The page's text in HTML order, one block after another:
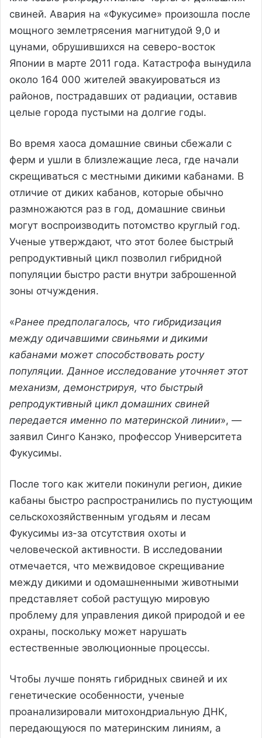
свиней. Авария на «Фукусиме» произошла после
мощного землетрясения магнитудой 9,0 и
цунами, обрушившихся на северо-восток
Японии в марте 2011 года. Катастрофа вынудила
около 164 000 жителей эвакуироваться из
районов, пострадавших от радиации, оставив
целые города пустыми на долгие годы.
Во время хаоса домашние свиньи сбежали с
ферм и ушли в близлежащие леса, где начали
скрещиваться с местными дикими кабанами. В
отличие от диких кабанов, которые обычно
размножаются раз в год, домашние свиньи
могут воспроизводить потомство круглый год.
Ученые утверждают, что этот более быстрый
репродуктивный цикл позволил гибридной
популяции быстро расти внутри заброшенной
зоны отчуждения.
«Ранее предполагалось, что гибридизация
между одичавшими свиньями и дикими
кабанами может способствовать росту
популяции. Данное исследование уточняет этот
механизм, демонстрируя, что быстрый
репродуктивный цикл домашних свиней
передается именно по материнской линии», —
заявил Синго Канэко, профессор Университета
Фукусимы.
После того как жители покинули регион, дикие
кабаны быстро распространились по пустующим
сельскохозяйственным угодьям и лесам
Фукусимы из-за отсутствия охоты и
человеческой активности. В исследовании
отмечается, что межвидовое скрещивание
между дикими и одомашненными животными
представляет собой растущую мировую
проблему для управления дикой природой и ее
охраны, поскольку может нарушать
естественные эволюционные процессы.
Чтобы лучше понять гибридных свиней и их
генетические особенности, ученые
проанализировали митохондриальную ДНК,
передающуюся по материнским линиям, а